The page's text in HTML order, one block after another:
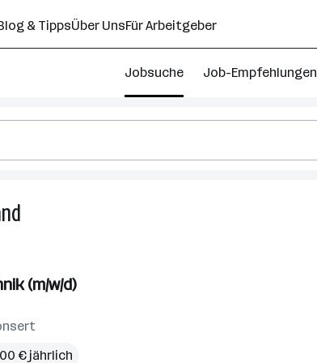
& TippsÜber UnsFür Arbeitgeber
Jobsuche Job-Empfehlungen
Tiroler
(m/w/d)
€ jährlich